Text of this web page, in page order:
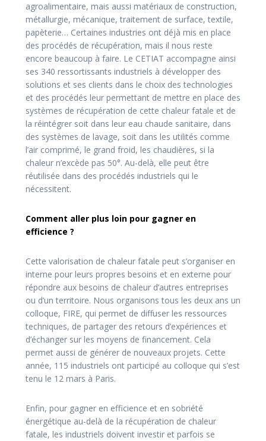
agroalimentaire, mais aussi matériaux de construction,
métallurgie, mécanique, traitement de surface, textile,
papèterie… Certaines industries ont déjà mis en place
des procédés de récupération, mais il nous reste
encore beaucoup à faire. Le CETIAT accompagne ainsi
ses 340 ressortissants industriels à développer des
solutions et ses clients dans le choix des technologies
et des procédés leur permettant de mettre en place des
systèmes de récupération de cette chaleur fatale et de
la réintégrer soit dans leur eau chaude sanitaire, dans
des systèmes de lavage, soit dans les utilités comme
l’air comprimé, le grand froid, les chaudières, si la
chaleur n’excède pas 50°. Au-delà, elle peut être
réutilisée dans des procédés industriels qui le
nécessitent.
Comment aller plus loin pour gagner en
efficience ?
Cette valorisation de chaleur fatale peut s’organiser en
interne pour leurs propres besoins et en externe pour
répondre aux besoins de chaleur d’autres entreprises
ou d’un territoire. Nous organisons tous les deux ans un
colloque, FIRE, qui permet de diffuser les ressources
techniques, de partager des retours d’expériences et
d’échanger sur les moyens de financement. Cela
permet aussi de générer de nouveaux projets. Cette
année, 115 industriels ont participé au colloque qui s’est
tenu le 12 mars à Paris.
Enfin, pour gagner en efficience et en sobriété
énergétique au-delà de la récupération de chaleur
fatale, les industriels doivent investir et parfois se